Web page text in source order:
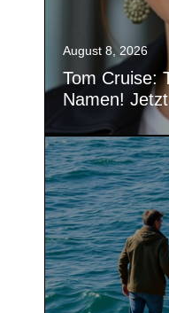
August 8, 2026
Tom Cruise:
Namen!